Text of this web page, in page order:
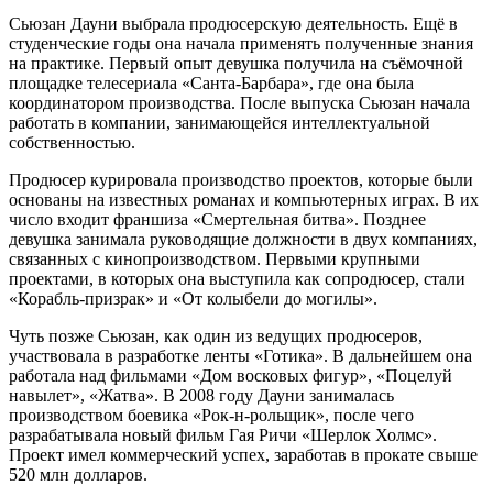
Сьюзан Дауни выбрала продюсерскую деятельность. Ещё в
студенческие годы она начала применять полученные знания
на практике. Первый опыт девушка получила на съёмочной
площадке телесериала «Санта-Барбара», где она была
координатором производства. После выпуска Сьюзан начала
работать в компании, занимающейся интеллектуальной
собственностью.
Продюсер курировала производство проектов, которые были
основаны на известных романах и компьютерных играх. В их
число входит франшиза «Смертельная битва». Позднее
девушка занимала руководящие должности в двух компаниях,
связанных с кинопроизводством. Первыми крупными
проектами, в которых она выступила как сопродюсер, стали
«Корабль-призрак» и «От колыбели до могилы».
Чуть позже Сьюзан, как один из ведущих продюсеров,
участвовала в разработке ленты «Готика». В дальнейшем она
работала над фильмами «Дом восковых фигур», «Поцелуй
навылет», «Жатва». В 2008 году Дауни занималась
производством боевика «Рок-н-рольщик», после чего
разрабатывала новый фильм Гая Ричи «Шерлок Холмс».
Проект имел коммерческий успех, заработав в прокате свыше
520 млн долларов.